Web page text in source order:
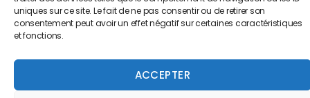
uniques sur ce site. Le fait de ne pas consentir ou de retirer son
consentement peut avoir un effet négatif sur certaines caractéristiques
et fonctions.
ACCEPTER